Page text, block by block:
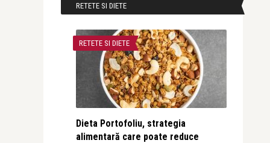
RETETE SI DIETE
RETETE SI DIETE
Dieta Portofoliu, strategia
alimentară care poate reduce